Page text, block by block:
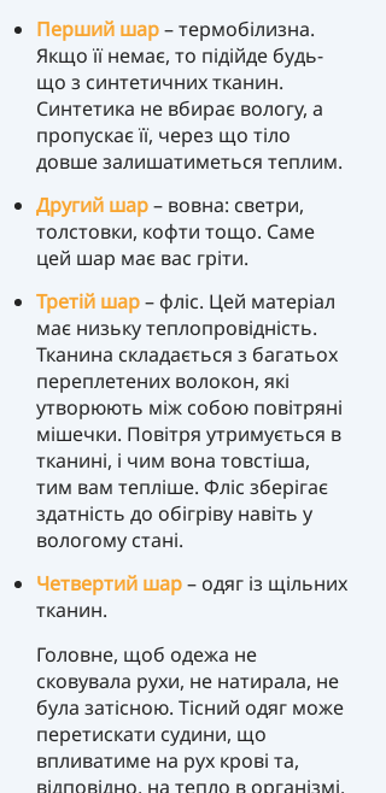
Перший шар– термобілизна.
Якщо її немає, то підійде будь-
що з синтетичних тканин.
Синтетика не вбирає вологу, а
пропускає її, через що тіло
довше залишатиметься теплим.
Другий шар– вовна: светри,
толстовки, кофти тощо. Саме
цей шар має вас гріти.
Третій шар– фліс. Цей матеріал
має низьку теплопровідність.
Тканина складається з багатьох
переплетених волокон, які
утворюють між собою повітряні
мішечки. Повітря утримується в
тканині, і чим вона товстіша,
тим вам тепліше. Фліс зберігає
здатність до обігріву навіть у
вологому стані.
Четвертий шар– одяг із щільних
тканин.
Головне, щоб одежа не
сковувала рухи, не натирала, не
була затісною. Тісний одяг може
перетискати судини, що
впливатиме на рух крові та,
відповідно, на тепло в організмі.